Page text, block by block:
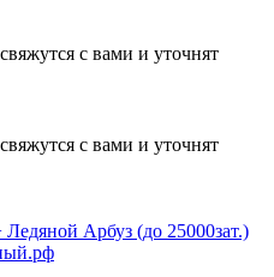
с вами и уточнят
с вами и уточнят